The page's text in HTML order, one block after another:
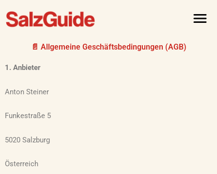
Inhalt
springen
📄 Allgemeine Geschäftsbedingungen (AGB)
1. Anbieter
Anton Steiner
Funkestraße 5
5020 Salzburg
Österreich